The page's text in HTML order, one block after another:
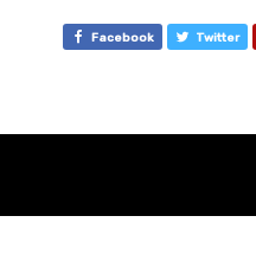
Facebook Twitter